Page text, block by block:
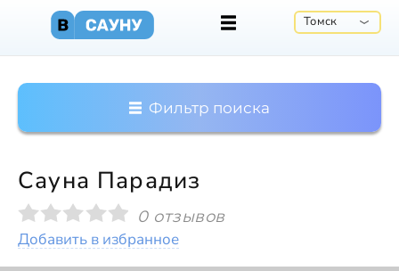
Томск
Фильтр поиска
Сауна Парадиз
0 отзывов
Добавить в избранное